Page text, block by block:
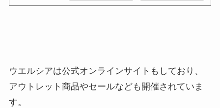
ウエルシアは公式オンラインサイトもしており、
アウトレット商品やセールなども開催されていま
す。